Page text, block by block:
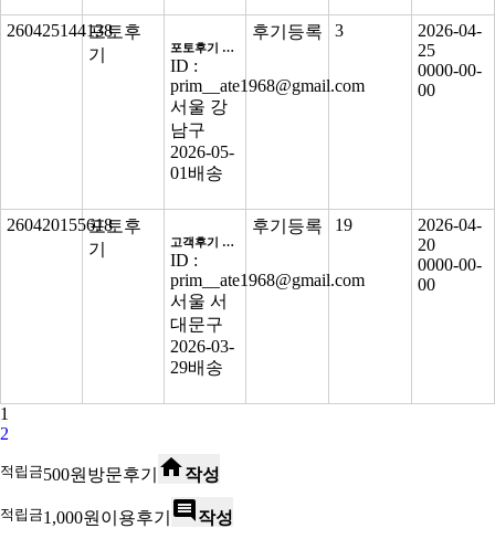
260425144138포토후
기
포토후기 최종점검 - 수정
ID :
prim__ate1968@gmail.com
서울 강
남구
2026-05-
01 배송
후기등록 3
2026-04-
25
0000-00-
00
260420155618포토후
기
고객후기 최종점검-수정
ID :
prim__ate1968@gmail.com
서울 서
대문구
2026-03-
29배송
후기등록 19
2026-04-
20
0000-00-
00
1
2
적립금500원 방문후기 home작성
적립금1,000원 이용후기 comment작성